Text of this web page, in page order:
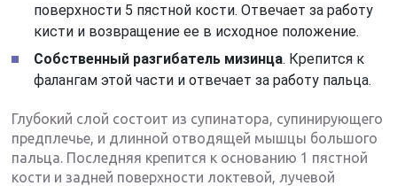
поверхности 5 пястной кости. Отвечает за работу
кисти и возвращение ее в исходное положение.
Собственный разгибатель мизинца. Крепится к
фалангам этой части и отвечает за работу пальца.
Глубокий слой состоит из супинатора, супинирующего
предплечье, и длинной отводящей мышцы большого
пальца. Последняя крепится к основанию 1 пястной
кости и задней поверхности локтевой, лучевой